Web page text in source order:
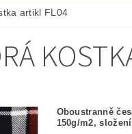
OCHRANY
artikl FL04
Oboustranně
150g/m2,